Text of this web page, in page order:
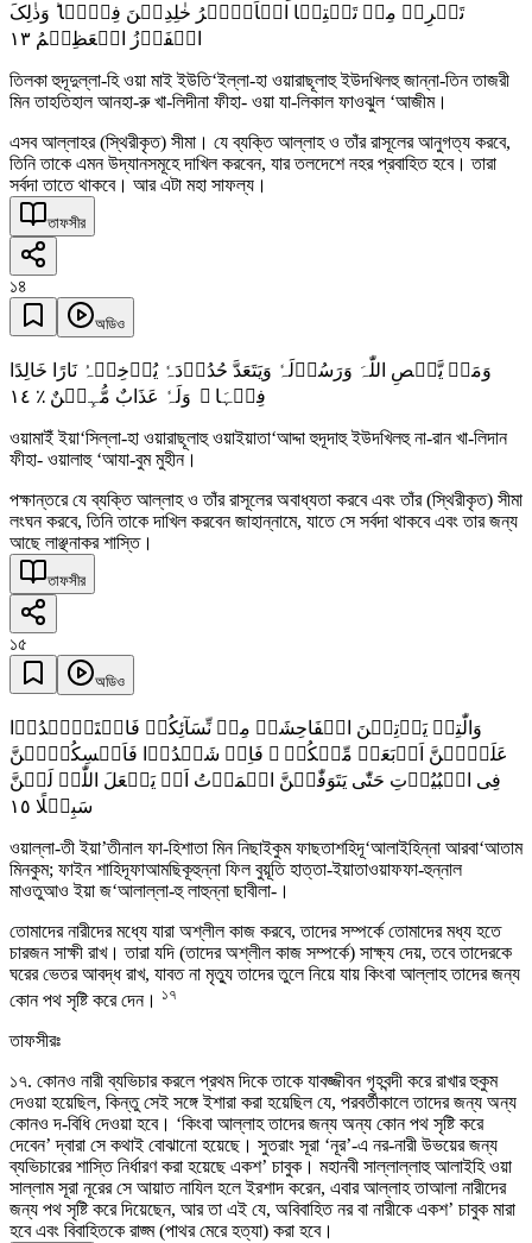
تَجۡرِیۡ مِنۡ تَحۡتِہَا الۡاَنۡہٰرُ خٰلِدِیۡنَ فِیۡہَا ؕ وَذٰلِکَ
الۡفَوۡزُ الۡعَظِیۡمُ ١٣
তিলকা হুদূদুল্লা-হি ওয়া মাই ইউতি‘ইল্লা-হা ওয়ারাছূলাহু ইউদখিলহু জান্না-তিন তাজরী
মিন তাহতিহাল আনহা-রু খা-লিদীনা ফীহা- ওয়া যা-লিকাল ফাওঝুল ‘আজীম।
এসব আল্লাহর (স্থিরীকৃত) সীমা। যে ব্যক্তি আল্লাহ ও তাঁর রাসূলের আনুগত্য করবে,
তিনি তাকে এমন উদ্যানসমূহে দাখিল করবেন, যার তলদেশে নহর প্রবাহিত হবে। তারা
সর্বদা তাতে থাকবে। আর এটা মহা সাফল্য।
তাফসীর
১৪
অডিও
وَمَنۡ یَّعۡصِ اللّٰہَ وَرَسُوۡلَہٗ وَیَتَعَدَّ حُدُوۡدَہٗ یُدۡخِلۡہُ نَارًا خَالِدًا
فِیۡہَا ۪ وَلَہٗ عَذَابٌ مُّہِیۡنٌ ٪ ١٤
ওয়ামাইঁ ইয়া‘সিল্লা-হা ওয়ারাছূলাহু ওয়াইয়াতা‘আদ্দা হুদূদাহু ইউদখিলহু না-রান খা-লিদান
ফীহা- ওয়ালাহু ‘আযা-বুম মুহীন।
পক্ষান্তরে যে ব্যক্তি আল্লাহ ও তাঁর রাসূলের অবাধ্যতা করবে এবং তাঁর (স্থিরীকৃত) সীমা
লংঘন করবে, তিনি তাকে দাখিল করবেন জাহান্নামে, যাতে সে সর্বদা থাকবে এবং তার জন্য
আছে লাঞ্ছনাকর শাস্তি।
তাফসীর
১৫
অডিও
وَالّٰتِیۡ یَاۡتِیۡنَ الۡفَاحِشَۃَ مِنۡ نِّسَآئِکُمۡ فَاسۡتَشۡہِدُوۡا
عَلَیۡہِنَّ اَرۡبَعَۃً مِّنۡکُمۡ ۚ فَاِنۡ شَہِدُوۡا فَاَمۡسِکُوۡہُنَّ
فِی الۡبُیُوۡتِ حَتّٰی یَتَوَفّٰہُنَّ الۡمَوۡتُ اَوۡ یَجۡعَلَ اللّٰہُ لَہُنَّ
سَبِیۡلًا ١٥
ওয়াল্লা-তী ইয়া’তীনাল ফা-হিশাতা মিন নিছাইকুম ফাছতাশহিদূ‘আলাইহিন্না আরবা‘আতাম
মিনকুম; ফাইন শাহিদূফাআমছিকূহুন্না ফিল বুয়ূতি হাত্তা-ইয়াতাওয়াফফা-হুন্নাল
মাওতুআও ইয়া জ‘আলাল্লা-হু লাহুন্না ছাবীলা-।
তোমাদের নারীদের মধ্যে যারা অশ্লীল কাজ করবে, তাদের সম্পর্কে তোমাদের মধ্য হতে
চারজন সাক্ষী রাখ। তারা যদি (তাদের অশ্লীল কাজ সম্পর্কে) সাক্ষ্য দেয়, তবে তাদেরকে
ঘরের ভেতর আবদ্ধ রাখ, যাবত না মৃত্যু তাদের তুলে নিয়ে যায় কিংবা আল্লাহ তাদের জন্য
কোন পথ সৃষ্টি করে দেন। ১৭
তাফসীরঃ
১৭. কোনও নারী ব্যভিচার করলে প্রথম দিকে তাকে যাবজ্জীবন গৃহবন্দী করে রাখার হুকুম
দেওয়া হয়েছিল, কিন্তু সেই সঙ্গে ইশারা করা হয়েছিল যে, পরবর্তীকালে তাদের জন্য অন্য
কোনও দ-বিধি দেওয়া হবে। ‘কিংবা আল্লাহ তাদের জন্য অন্য কোন পথ সৃষ্টি করে
দেবেন’ দ্বারা সে কথাই বোঝানো হয়েছে। সুতরাং সূরা ‘নূর’-এ নর-নারী উভয়ের জন্য
ব্যভিচারের শাস্তি নির্ধারণ করা হয়েছে একশ’ চাবুক। মহানবী সাল্লাল্লাহু আলাইহি ওয়া
সাল্লাম সূরা নূরের সে আয়াত নাযিল হলে ইরশাদ করেন, এবার আল্লাহ তাআলা নারীদের
জন্য পথ সৃষ্টি করে দিয়েছেন, আর তা এই যে, অবিবাহিত নর বা নারীকে একশ’ চাবুক মারা
হবে এবং বিবাহিতকে রাজ্ম (পাথর মেরে হত্যা) করা হবে।